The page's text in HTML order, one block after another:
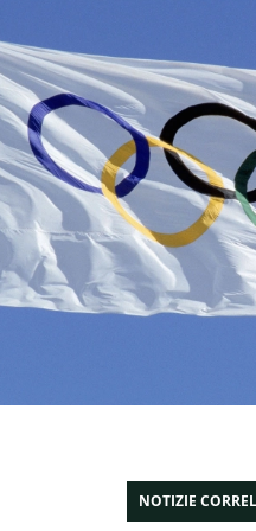
NOTIZIE